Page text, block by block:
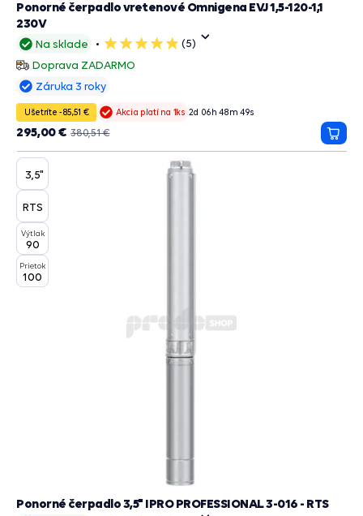
Na sklade
5
hviezdičiek
(5)
Doprava ZADARMO
Ponorné čerpadlo vretenové Omnigena EVJ 1,5-120-1,1
230V
Záruka 3 roky
Ušetríte -85,51 € Akcia platí na 1ks 2d 06h 48m 48s
380,51 €
295,00 €
do
3,5"
RTS
Výtlak
90
Prietok
100
Ponorné čerpadlo 3,5" IPRO PROFESSIONAL 3-016 - RTS